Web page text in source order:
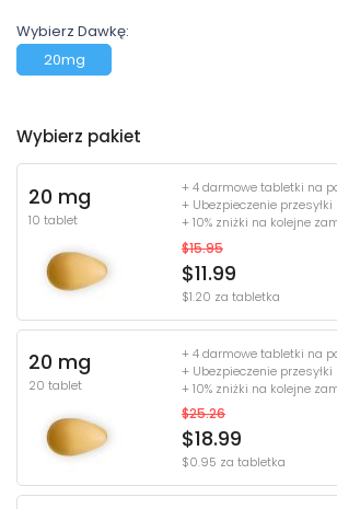
Wybierz Dawkę:
20mg
Wybierz pakiet
20 mg
10 tablet
+ 4 darmowe tabletki na
+ Ubezpieczenie przesyłki
+ 10% zniżki na kolejne
$15.95
$11.99
$1.20 za tabletka
20 mg
20 tablet
+ 4 darmowe tabletki na
+ Ubezpieczenie przesyłki
+ 10% zniżki na kolejne
$25.26
$18.99
$0.95 za tabletka